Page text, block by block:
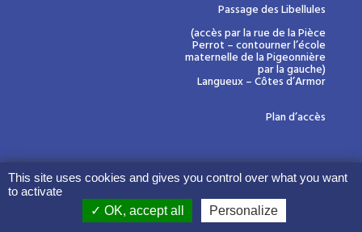
Passage des Libellules
(accès par la rue de la Pièce
Perrot – contourner l’école
maternelle de la Pigeonnière
par la gauche)
Langueux – Côtes d’Armor
Plan d’accès
This site uses cookies and gives you control over what you want
to activate
OK, accept all
Personalize